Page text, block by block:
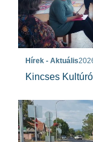
Hírek - Aktuális
Kincses